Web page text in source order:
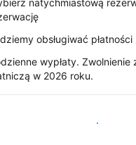
natychmiastową
obsługiwać
wypłaty. Zwolnienie
w 2026 roku.
Zacznij już teraz